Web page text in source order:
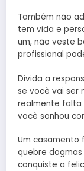
Também não
tem vida e
um, não veste
profissional
Divida a
se você vai ser
realmente falta
você sonhou
Um casamento
quebre
conquiste a